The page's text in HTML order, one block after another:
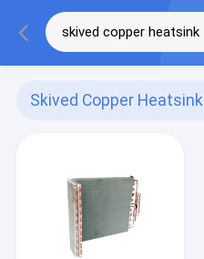
Skived Copper Heatsink